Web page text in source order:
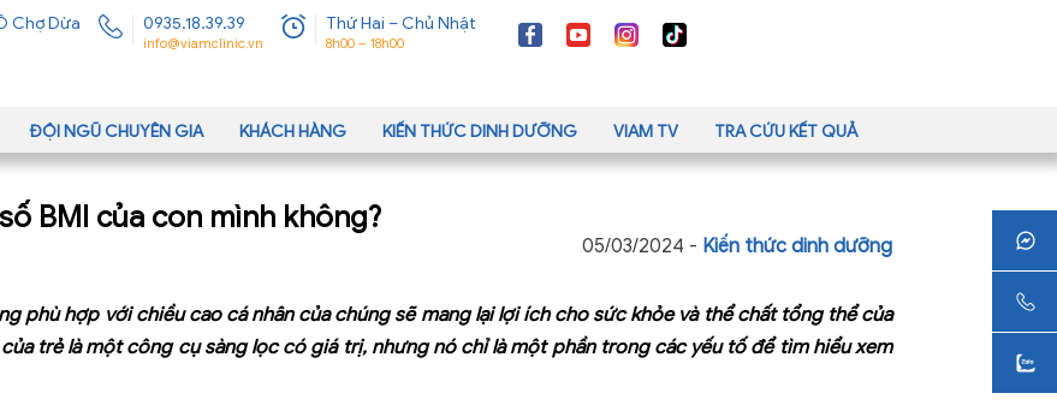
Chợ Dừa 0935.18.39.39
info@viamclinic.vn
Thứ Hai – Chủ Nhật
8h00 – 18h00
ĐỘI NGŨ CHUYÊN GIA KHÁCH HÀNG KIẾN THỨC DINH DƯỠNG VIAM TV TRA CỨU KẾT QUẢ
BMI của con mình không?
05/03/2024 - Kiến thức dinh dưỡng
phù hợp với chiều cao cá nhân của chúng sẽ mang lại lợi ích cho sức khỏe và thể chất tổng thể của
trẻ là một công cụ sàng lọc có giá trị, nhưng nó chỉ là một phần trong các yếu tố để tìm hiểu xem